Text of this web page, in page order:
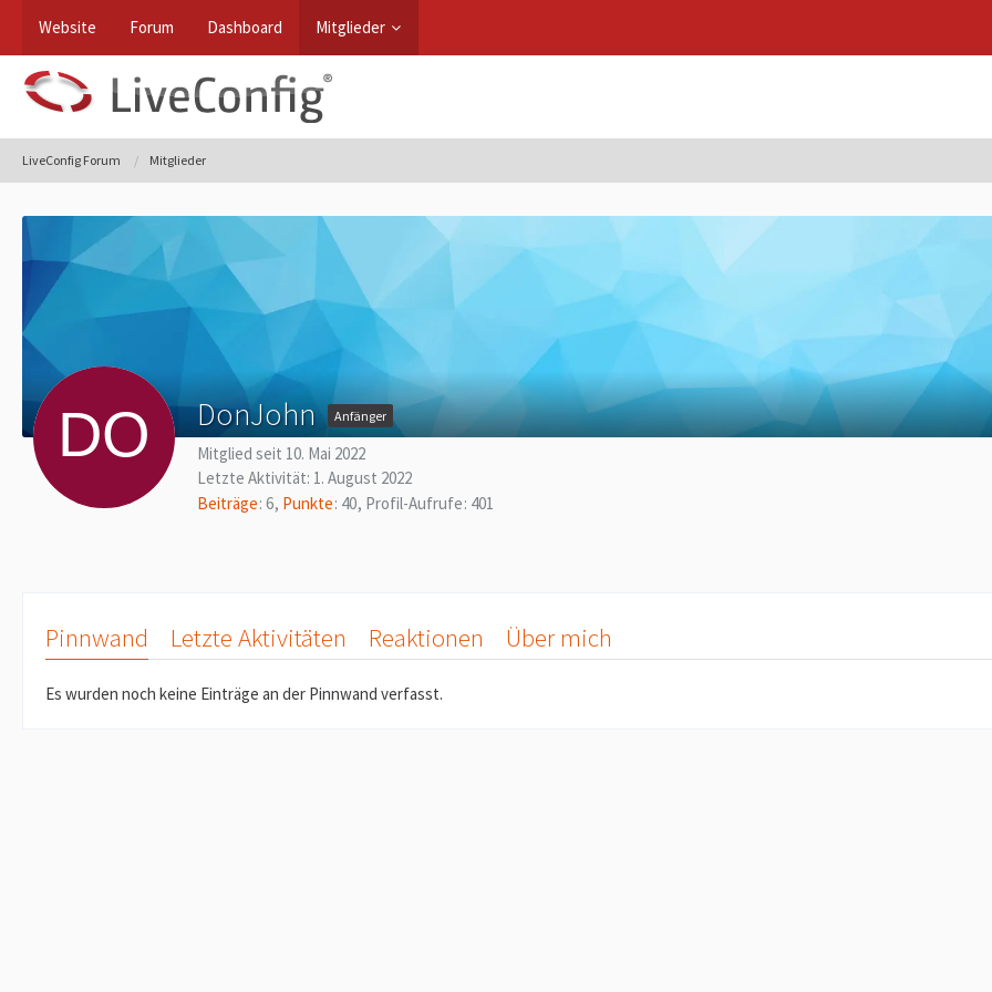
Website Forum Dashboard Mitglieder
LiveConfig Forum Mitglieder
DonJohn Anfänger
Mitglied seit 10. Mai 2022
Letzte Aktivität: 1. August 2022
Beiträge 6 Punkte 40 Profil-Aufrufe 401
Pinnwand Letzte Aktivitäten Reaktionen Über mich
Es wurden noch keine Einträge an der Pinnwand verfasst.